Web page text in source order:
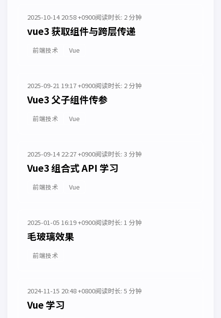
2025-10-14 20:58 +0900阅读时长: 2 分钟
vue3 获取组件与跨层传递
前端技术 Vue
2025-09-21 19:17 +0900阅读时长: 2 分钟
Vue3 父子组件传参
前端技术 Vue
2025-09-14 22:27 +0900阅读时长: 3 分钟
Vue3 组合式 API 学习
前端技术 Vue
2025-01-05 16:19 +0900阅读时长: 1 分钟
毛玻璃效果
前端技术
2024-11-15 20:48 +0800阅读时长: 5 分钟
Vue 学习